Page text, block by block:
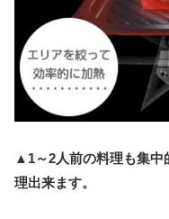
▲1～2人前の料理も集中
理出来ます。